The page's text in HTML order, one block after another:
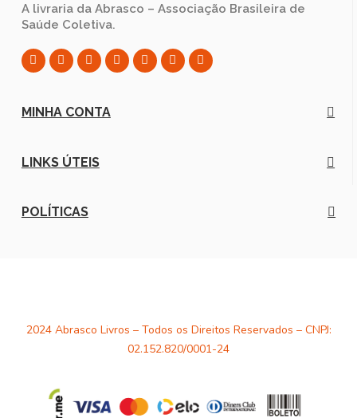
A livraria da Abrasco – Associação Brasileira de
Saúde Coletiva.
MINHA CONTA
LINKS ÚTEIS
POLÍTICAS
2024 Abrasco Livros – Todos os Direitos Reservados – CNPJ:
02.152.820/0001-24